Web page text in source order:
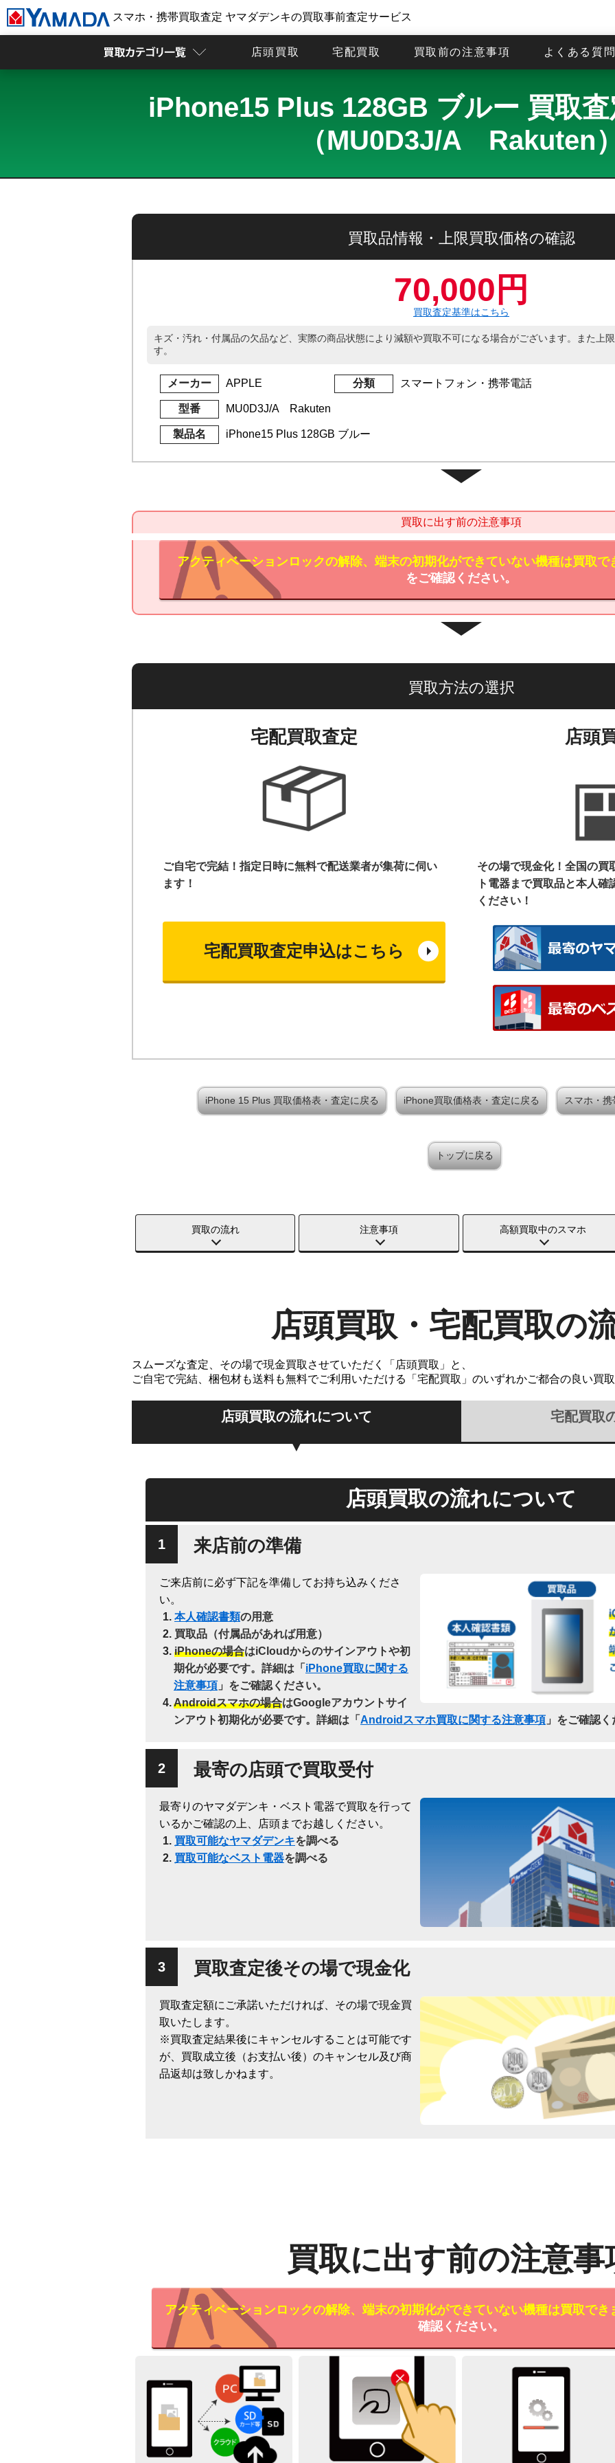
スマホ・携帯買取査定 ヤマダデンキの買取事前査定サービス
店頭買取 宅配買取 買取前の注意事項 よくある質
iPhone15 Plus 128GB ブルー 買取
（MU0D3J/A Rakuten
買取品情報・上限買取価格の確認
70,000円
買取査定基準はこちら
キズ・汚れ・付属品の欠品など、実際の商品状態により減額や買取不可になる場合がございます。また上
す。
メーカー APPLE 分類 スマートフォン・携帯電話
型番 MU0D3J/A Rakuten
製品名 iPhone15 Plus 128GB ブルー
買取に出す前の注意事項
アクティベーションロックの解除、端末の初期化ができていない機種は買取で
をご確認ください。
買取方法の選択
宅配買取査定
ご自宅で完結！指定日時に無料で配送業者が集荷に伺い
ます！
宅配買取査定申込はこちら
店頭
その場で現金化！全国の買
ト電器まで買取品と本人確
ください！
iPhone 15 Plus 買取価格表・査定に戻る iPhone買取価格表・査定に戻る スマホ・携
トップに戻る
買取の流れ 注意事項 高額買取中のスマホ
店頭買取・宅配買取の
スムーズな査定、その場で現金買取させていただく「店頭買取」と、
ご自宅で完結、梱包材も送料も無料でご利用いただける「宅配買取」のいずれかご都合の良い買
店頭買取の流れについて 宅配買取
店頭買取の流れについて
来店前の準備
ご来店前に必ず下記を準備してお持ち込みくださ
い。
本人確認書類の用意
買取品（付属品があれば用意）
iPhoneの場合はiCloudからのサインアウトや初
期化が必要です。詳細は「 iPhone買取に関する
注意事項 」をご確認ください。
Androidスマホの場合はGoogleアカウントサイ
ンアウト初期化が必要です。詳細は「 Androidスマホ買取に関する注意事項 」をご確認
最寄の店頭で買取受付
最寄りのヤマダデンキ・ベスト電器で買取を行って
いるかご確認の上、店頭までお越しください。
買取可能なヤマダデンキを調べる
買取可能なベスト電器を調べる
買取査定後その場で現金化
買取査定額にご承諾いただければ、その場で現金買
取いたします。
※買取査定結果後にキャンセルすることは可能です
が、買取成立後（お支払い後）のキャンセル及び商
品返却は致しかねます。
買取に出す前の注意事
アクティベーションロックの解除、端末の初期化ができていない機種は買取でき
確認ください。